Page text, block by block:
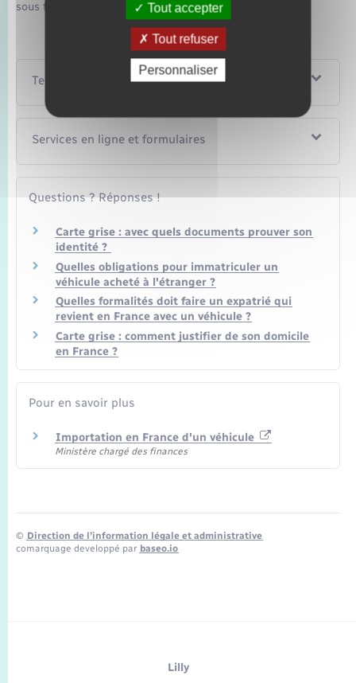
sous forme de document numérique.
Textes de référence
Services en ligne et formulaires
Questions ? Réponses !
Carte grise : avec quels documents prouver son
identité ?
Quelles obligations pour immatriculer un
véhicule acheté à l'étranger ?
Quelles formalités doit faire un expatrié qui
revient en France avec un véhicule ?
Carte grise : comment justifier de son domicile
en France ?
Pour en savoir plus
Importation en France d'un véhicule
Ministère chargé des finances
© Direction de l’information légale et administrative
comarquage developpé par baseo.io
Lilly
Tout accepter
Tout refuser
Personnaliser